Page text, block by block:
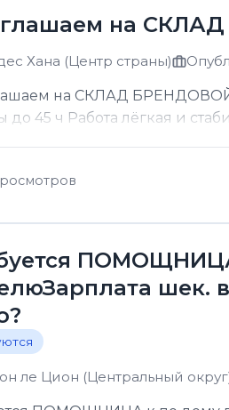
на
Хана (Центр страны)
на СКЛАД БРЕНДОВОЙ
до 45 ч Работа лёгкая и
шек.
ле Цион (Центральный